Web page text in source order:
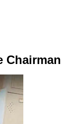
Chairman